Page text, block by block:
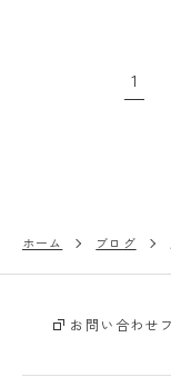
1
ホーム ブログ
お問い合わせ